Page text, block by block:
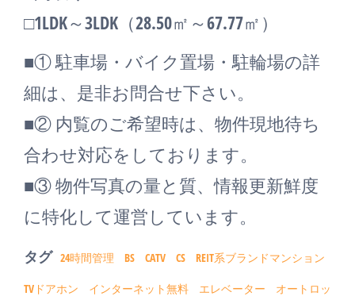
□1LDK～3LDK（28.50㎡～67.77㎡）
■① 駐車場・バイク置場・駐輪場の詳
細は、是非お問合せ下さい。
■② 内覧のご希望時は、物件現地待ち
合わせ対応をしております。
■③ 物件写真の量と質、情報更新鮮度
に特化して運営しています。
タグ 24時間管理 BS CATV CS REIT系ブランドマンション
TVドアホン インターネット無料 エレベーター オートロッ